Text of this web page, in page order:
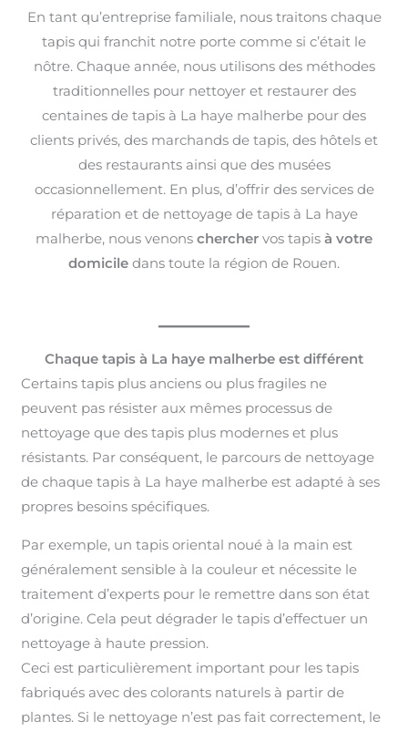
En tant qu’entreprise familiale, nous traitons chaque
tapis qui franchit notre porte comme si c’était le
nôtre. Chaque année, nous utilisons des méthodes
traditionnelles pour nettoyer et restaurer des
centaines de tapis à La haye malherbe pour des
clients privés, des marchands de tapis, des hôtels et
des restaurants ainsi que des musées
occasionnellement. En plus, d’offrir des services de
réparation et de nettoyage de tapis à La haye
malherbe, nous venons chercher vos tapis à votre
domicile dans toute la région de Rouen.
Chaque tapis à La haye malherbe est différent
Certains tapis plus anciens ou plus fragiles ne
peuvent pas résister aux mêmes processus de
nettoyage que des tapis plus modernes et plus
résistants. Par conséquent, le parcours de nettoyage
de chaque tapis à La haye malherbe est adapté à ses
propres besoins spécifiques.
Par exemple, un tapis oriental noué à la main est
généralement sensible à la couleur et nécessite le
traitement d’experts pour le remettre dans son état
d’origine. Cela peut dégrader le tapis d’effectuer un
nettoyage à haute pression.
Ceci est particulièrement important pour les tapis
fabriqués avec des colorants naturels à partir de
plantes. Si le nettoyage n’est pas fait correctement, le